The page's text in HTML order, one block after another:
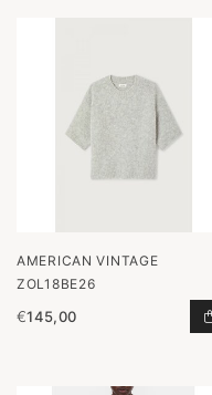
AMERICAN VINTAGE
ZOL18BE26
€145,00